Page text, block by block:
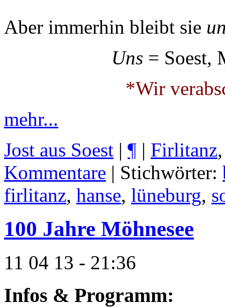
Aber immerhin bleibt sie
Uns = Soest,
*Wir
mehr...
Jost aus Soest | ¶ | Firlitanz
Kommentare | Stichwörter:
firlitanz, hanse, lüneburg,
100 Jahre Möhnesee
11 04 13 - 21:36
Infos & Programm: